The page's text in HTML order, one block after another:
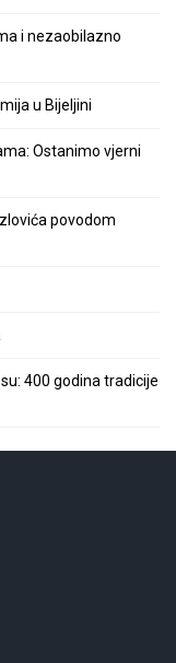
i nezaobilazno
u Bijeljini
Ostanimo vjerni
povodom
400 godina tradicije